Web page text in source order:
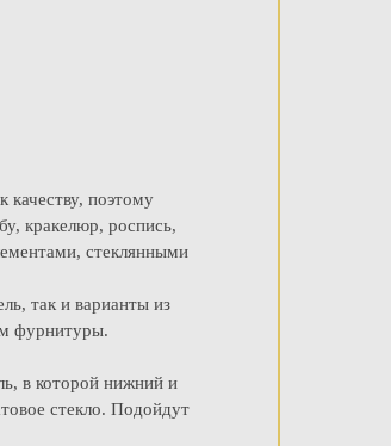
качеству, поэтому
кракелюр, роспись,
стеклянными
так и варианты из
фурнитуры.
в которой нижний и
стекло. Подойдут